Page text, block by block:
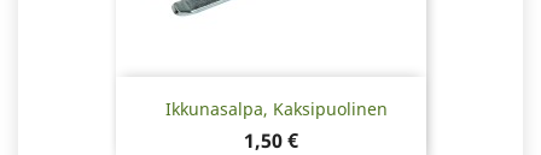
Ikkunasalpa, Kaksipuolinen
Hinta
1,50 €